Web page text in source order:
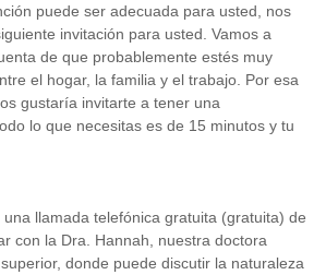
puede ser adecuada para usted, nos
invitación para usted. Vamos a
de que probablemente estés muy
el hogar, la familia y el trabajo. Por esa
gustaría invitarte a tener una
lo que necesitas es de 15 minutos y tu
llamada telefónica gratuita (gratuita) de
con la Dra. Hannah, nuestra doctora
donde puede discutir la naturaleza